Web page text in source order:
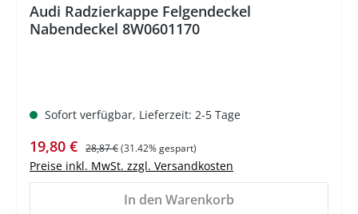
Audi Radzierkappe Felgendeckel
Nabendeckel 8W0601170
Sofort verfügbar, Lieferzeit: 2-5 Tage
Verkaufspreis:
19,80 € Regulärer Preis:
28,87 €(31.42% gespart)
Preise inkl. MwSt. zzgl. Versandkosten
In den Warenkorb